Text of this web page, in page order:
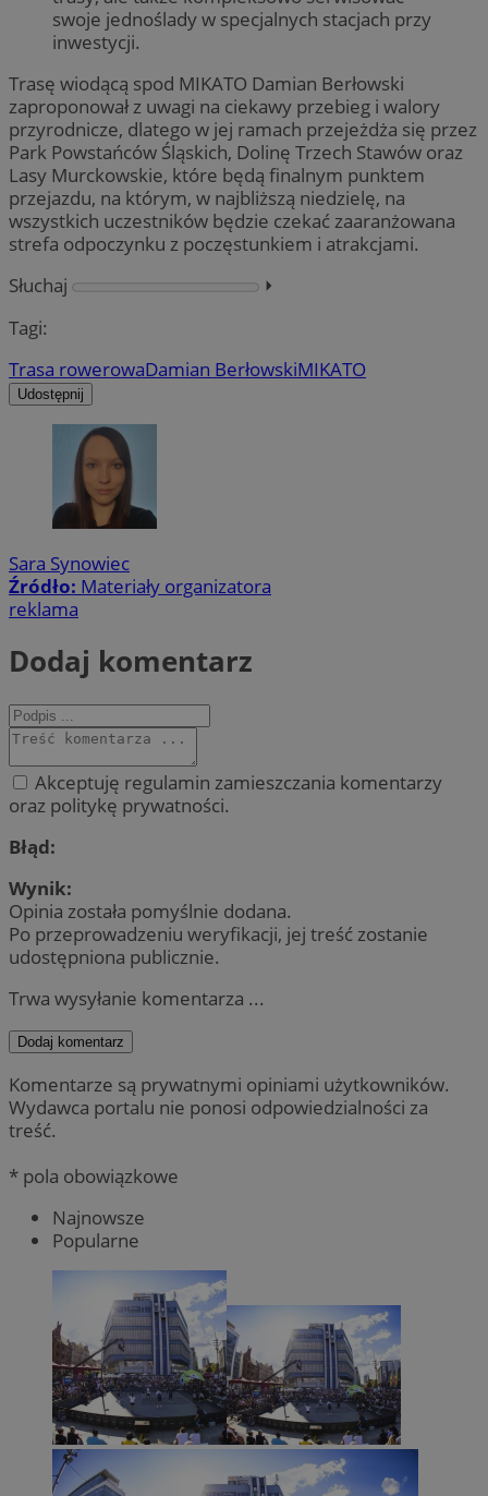
swoje jednoślady w specjalnych stacjach przy
inwestycji.
Trasę wiodącą spod MIKATO Damian Berłowski
zaproponował z uwagi na ciekawy przebieg i walory
przyrodnicze, dlatego w jej ramach przejeżdża się przez
Park Powstańców Śląskich, Dolinę Trzech Stawów oraz
Lasy Murckowskie, które będą finalnym punktem
przejazdu, na którym, w najbliższą niedzielę, na
wszystkich uczestników będzie czekać zaaranżowana
strefa odpoczynku z poczęstunkiem i atrakcjami.
Słuchaj
⏵︎
Tagi:
Trasa rowerowaDamian BerłowskiMIKATO
Udostępnij
Sara Synowiec
Źródło: Materiały organizatora
reklama
Dodaj komentarz
Akceptuję regulamin zamieszczania komentarzy
oraz politykę prywatności.
Błąd:
Wynik:
Opinia została pomyślnie dodana.
Po przeprowadzeniu weryfikacji, jej treść zostanie
udostępniona publicznie.
Trwa wysyłanie komentarza ...
Dodaj komentarz
Komentarze są prywatnymi opiniami użytkowników.
Wydawca portalu nie ponosi odpowiedzialności za
treść.
* pola obowiązkowe
Najnowsze
Popularne